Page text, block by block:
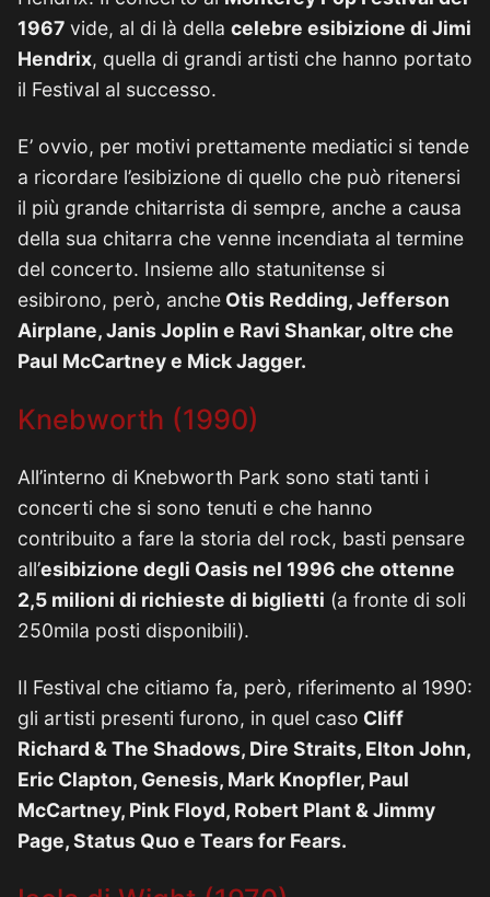
1967 vide, al di là della celebre esibizione di Jimi
Hendrix, quella di grandi artisti che hanno portato
il Festival al successo.
E’ ovvio, per motivi prettamente mediatici si tende
a ricordare l’esibizione di quello che può ritenersi
il più grande chitarrista di sempre, anche a causa
della sua chitarra che venne incendiata al termine
del concerto. Insieme allo statunitense si
esibirono, però, anche Otis Redding, Jefferson
Airplane, Janis Joplin e Ravi Shankar, oltre che
Paul McCartney e Mick Jagger.
Knebworth (1990)
All’interno di Knebworth Park sono stati tanti i
concerti che si sono tenuti e che hanno
contribuito a fare la storia del rock, basti pensare
all’esibizione degli Oasis nel 1996 che ottenne
2,5 milioni di richieste di biglietti (a fronte di soli
250mila posti disponibili).
Il Festival che citiamo fa, però, riferimento al 1990:
gli artisti presenti furono, in quel caso Cliff
Richard & The Shadows, Dire Straits, Elton John,
Eric Clapton, Genesis, Mark Knopfler, Paul
McCartney, Pink Floyd, Robert Plant & Jimmy
Page, Status Quo e Tears for Fears.